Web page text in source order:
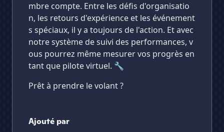
mbre compte. Entre les défis d'organisatio
n, les retours d'expérience et les événement
s spéciaux, il y a toujours de l'action. Et avec
notre système de suivi des performances, v
ous pourrez même mesurer vos progrès en
tant que pilote virtuel. 🔧
Prêt à prendre le volant ?
Ajouté par